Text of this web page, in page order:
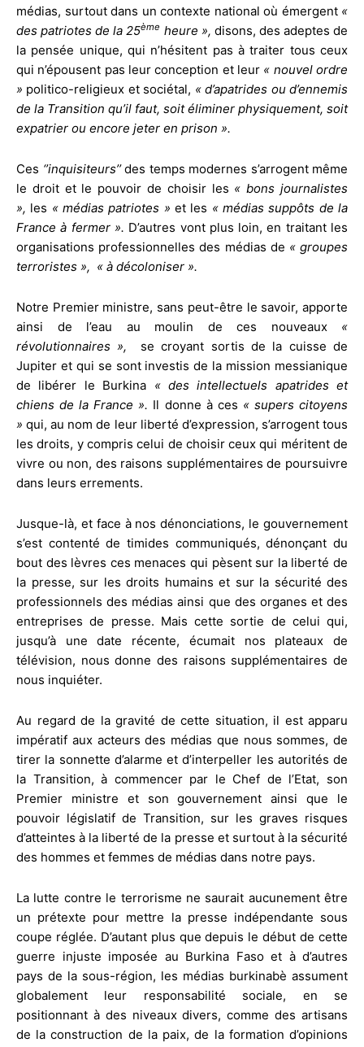
médias, surtout dans un contexte national où émergent «
des patriotes de la 25ème heure », disons, des adeptes de
la pensée unique, qui n’hésitent pas à traiter tous ceux
qui n’épousent pas leur conception et leur « nouvel ordre
» politico-religieux et sociétal, « d’apatrides ou d’ennemis
de la Transition qu’il faut, soit éliminer physiquement, soit
expatrier ou encore jeter en prison ».
Ces ‘’inquisiteurs’’des temps modernes s’arrogent même
le droit et le pouvoir de choisir les « bons journalistes
», les « médias patriotes »et les « médias suppôts de la
France à fermer ». D’autres vont plus loin, en traitant les
organisations professionnelles des médias de « groupes
terroristes », « à décoloniser ».
Notre Premier ministre, sans peut-être le savoir, apporte
ainsi de l’eau au moulin de ces nouveaux «
révolutionnaires »,
se croyant sortis de la cuisse de
Jupiter et qui se sont investis de la mission messianique
de libérer le Burkina « des intellectuels apatrides et
chiens de la France ». Il donne à ces « supers citoyens
» qui, au nom de leur liberté d’expression, s’arrogent tous
les droits, y compris celui de choisir ceux qui méritent de
vivre ou non, des raisons supplémentaires de poursuivre
dans leurs errements.
Jusque-là, et face à nos dénonciations, le gouvernement
s’est contenté de timides communiqués, dénonçant du
bout des lèvres ces menaces qui pèsent sur la liberté de
la presse, sur les droits humains et sur la sécurité des
professionnels des médias ainsi que des organes et des
entreprises de presse. Mais cette sortie de celui qui,
jusqu’à une date récente, écumait nos plateaux de
télévision, nous donne des raisons supplémentaires de
nous inquiéter.
Au regard de la gravité de cette situation, il est apparu
impératif aux acteurs des médias que nous sommes, de
tirer la sonnette d’alarme et d’interpeller les autorités de
la Transition, à commencer par le Chef de l’Etat, son
Premier ministre et son gouvernement ainsi que le
pouvoir législatif de Transition, sur les graves risques
d’atteintes à la liberté de la presse et surtout à la sécurité
des hommes et femmes de médias dans notre pays.
La lutte contre le terrorisme ne saurait aucunement être
un prétexte pour mettre la presse indépendante sous
coupe réglée. D’autant plus que depuis le début de cette
guerre injuste imposée au Burkina Faso et à d’autres
pays de la sous-région, les médias burkinabè assument
globalement leur responsabilité sociale, en se
positionnant à des niveaux divers, comme des artisans
de la construction de la paix, de la formation d’opinions